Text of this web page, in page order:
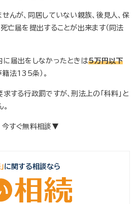
んが、同居していない親族、後見人、保
亡届を提出することが出来ます（同法
に届出をしなかったときは5万円以下
籍法135条）。
する行政罰ですが、刑法上の「科料」と
今すぐ無料相談▼
に関する相談なら